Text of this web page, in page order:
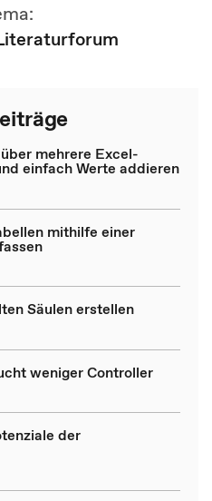
mehrere Excel-
einfach Werte addieren
mithilfe einer
Säulen erstellen
weniger Controller
der